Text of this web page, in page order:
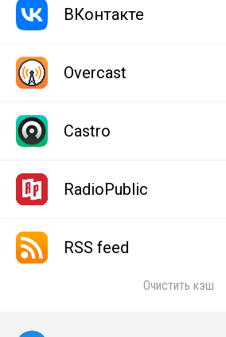
ВКонтакте
Overcast
Castro
RadioPublic
RSS feed
Очистить кэш